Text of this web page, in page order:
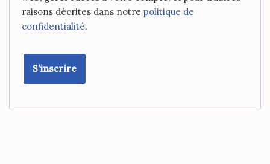
raisons décrites dans notre politique de
confidentialité.
S’inscrire